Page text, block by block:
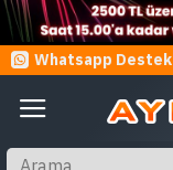
Whatsapp Destek